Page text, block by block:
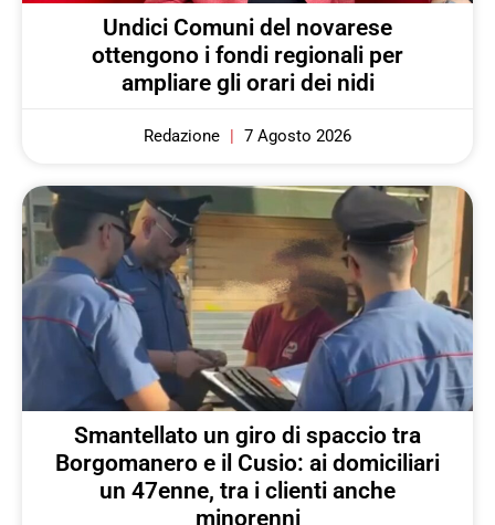
Undici Comuni del novarese
ottengono i fondi regionali per
ampliare gli orari dei nidi
Redazione 7 Agosto 2026
Smantellato un giro di spaccio tra
Borgomanero e il Cusio: ai domiciliari
un 47enne, tra i clienti anche
minorenni